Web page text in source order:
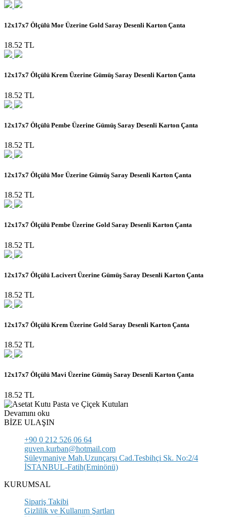
12x17x7 Ölçülü Mor Üzerine Gold Saray Desenli Karton Çanta
18.52 TL
12x17x7 Ölçülü Krem Üzerine Gümüş Saray Desenli Karton Çanta
18.52 TL
12x17x7 Ölçülü Pembe Üzerine Gümüş Saray Desenli Karton Çanta
18.52 TL
12x17x7 Ölçülü Mor Üzerine Gümüş Saray Desenli Karton Çanta
18.52 TL
12x17x7 Ölçülü Pembe Üzerine Gold Saray Desenli Karton Çanta
18.52 TL
12x17x7 Ölçülü Lacivert Üzerine Gümüş Saray Desenli Karton Çanta
18.52 TL
12x17x7 Ölçülü Krem Üzerine Gold Saray Desenli Karton Çanta
18.52 TL
12x17x7 Ölçülü Mavi Üzerine Gümüş Saray Desenli Karton Çanta
18.52 TL
Devamını oku
BİZE ULAŞIN
+90 0 212 526 06 64
guven.kurban@hotmail.com
Süleymaniye Mah.Uzunçarşı Cad.Tesbihçi Sk. No:2/4
İSTANBUL-Fatih(Eminönü)
KURUMSAL
Sipariş Takibi
Gizlilik ve Kullanım Şartları